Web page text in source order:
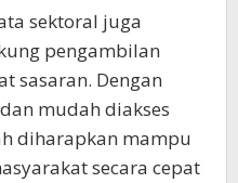
sektoral juga
pengambilan
sasaran. Dengan
mudah diakses
diharapkan mampu
secara cepat